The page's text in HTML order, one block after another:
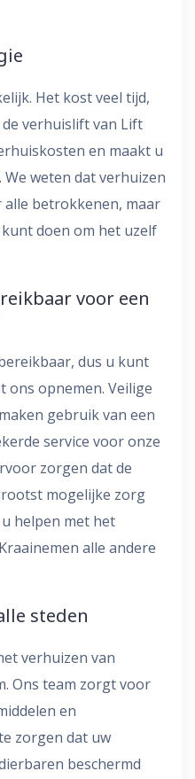
Het kost veel tijd,
verhuislift van Lift
en maakt u
weten dat verhuizen
betrokkenen, maar
doen om het uzelf
voor een
dus u kunt
ons opnemen. Veilige
gebruik van een
service voor onze
zorgen dat de
mogelijke zorg
helpen met het
alle andere
steden
verhuizen van
Ons team zorgt voor
en
zorgen dat uw
beschermd